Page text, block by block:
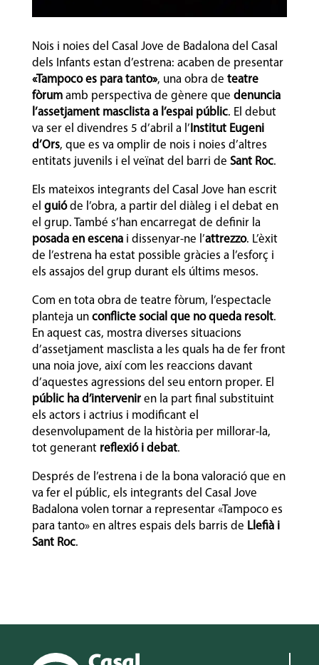
Nois i noies del Casal Jove de Badalona del Casal
dels Infants estan d’estrena: acaben de presentar
«Tampoco es para tanto», una obra de teatre
fòrumamb perspectiva de gènere que denuncia
l’assetjament masclista a l’espai públic. El debut
va ser el divendres 5 d’abril a l’ Institut Eugeni
d’Ors, que es va omplir de nois i noies d’altres
entitats juvenils i el veïnat del barri de Sant Roc.
Els mateixos integrants del Casal Jove han escrit
el guióde l’obra, a partir del diàleg i el debat en
el grup. També s’han encarregat de definir la
posada en escenai dissenyar-ne l’attrezzo. L’èxit
de l’estrena ha estat possible gràcies a l’esforç i
els assajos del grup durant els últims mesos.
Com en tota obra de teatre fòrum, l’espectacle
planteja un conflicte social que no queda resolt.
En aquest cas, mostra diverses situacions
d’assetjament masclista a les quals ha de fer front
una noia jove, així com les reaccions davant
d’aquestes agressions del seu entorn proper. El
públic ha d’interveniren la part final substituint
els actors i actrius i modificant el
desenvolupament de la història per millorar-la,
tot generant reflexió i debat.
Després de l’estrena i de la bona valoració que en
va fer el públic, els integrants del Casal Jove
Badalona volen tornar a representar «Tampoco es
para tanto» en altres espais dels barris de Llefià i
Sant Roc.